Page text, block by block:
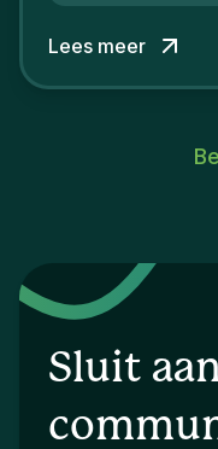
Lees meer
Sluit